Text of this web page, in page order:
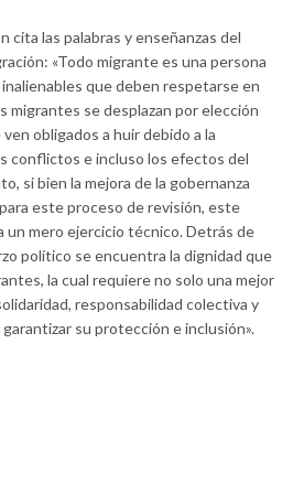
cita las palabras y enseñanzas del
«Todo migrante es una persona
que deben respetarse en
migrantes se desplazan por elección
obligados a huir debido a la
conflictos e incluso los efectos del
si bien la mejora de la gobernanza
este proceso de revisión, este
un mero ejercicio técnico. Detrás de
político se encuentra la dignidad que
la cual requiere no solo una mejor
responsabilidad colectiva y
su protección e inclusión».